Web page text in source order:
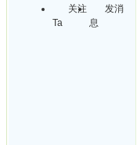
关注
Ta
发消
息